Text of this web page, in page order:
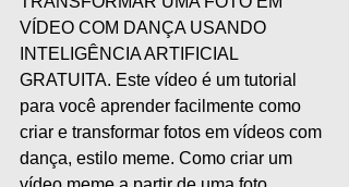
VÍDEO COM DANÇA USANDO
INTELIGÊNCIA ARTIFICIAL
GRATUITA. Este vídeo é um tutorial
para você aprender facilmente como
criar e transformar fotos em vídeos com
dança, estilo meme. Como criar um